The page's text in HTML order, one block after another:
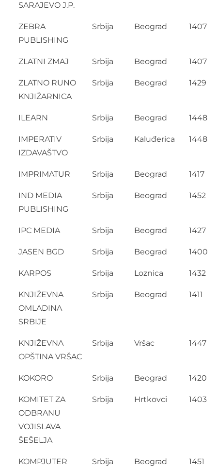
SARAJEVO J.P.
ZEBRA
PUBLISHING
Srbija Beograd 1407
ZLATNI ZMAJ Srbija Beograd 1407
ZLATNO RUNO
KNJIŽARNICA
Srbija Beograd 1429
ILEARN Srbija Beograd 1448
IMPERATIV
IZDAVAŠTVO
Srbija Kaluđerica 1448
IMPRIMATUR Srbija Beograd 1417
IND MEDIA
PUBLISHING
Srbija Beograd 1452
IPC MEDIA Srbija Beograd 1427
JASEN BGD Srbija Beograd 1400
KARPOS Srbija Loznica 1432
KNJIŽEVNA
OMLADINA
SRBIJE
Srbija Beograd 1411
KNJIŽEVNA
OPŠTINA VRŠAC
Srbija Vršac 1447
KOKORO Srbija Beograd 1420
KOMITET ZA
ODBRANU
VOJISLAVA
ŠEŠELJA
Srbija Hrtkovci 1403
KOMPJUTER
Srbija Beograd 1451